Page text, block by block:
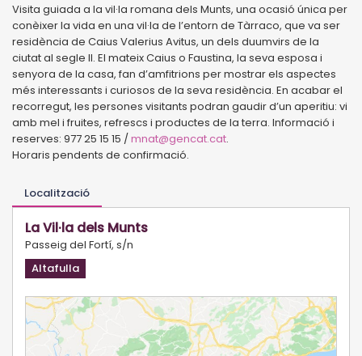
Visita guiada a la vil·la romana dels Munts, una ocasió única per
conèixer la vida en una vil·la de l’entorn de Tàrraco, que va ser
residència de Caius Valerius Avitus, un dels duumvirs de la
ciutat al segle II. El mateix Caius o Faustina, la seva esposa i
senyora de la casa, fan d’amfitrions per mostrar els aspectes
més interessants i curiosos de la seva residència. En acabar el
recorregut, les persones visitants podran gaudir d’un aperitiu: vi
amb mel i fruites, refrescs i productes de la terra. Informació i
reserves: 977 25 15 15 /mnat@gencat.cat.
Horaris pendents de confirmació.
Localització
La Vil·la dels Munts
Passeig del Fortí, s/n
Altafulla